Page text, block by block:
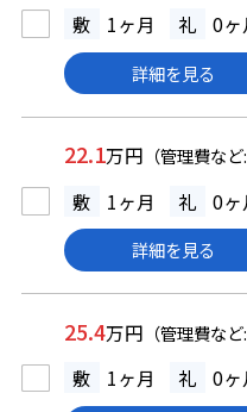
敷 1ヶ月 礼 0ヶ
詳細を見る
22.1万円 （管理費な
敷 1ヶ月 礼 0ヶ
詳細を見る
25.4万円 （管理費な
敷 1ヶ月 礼 0ヶ